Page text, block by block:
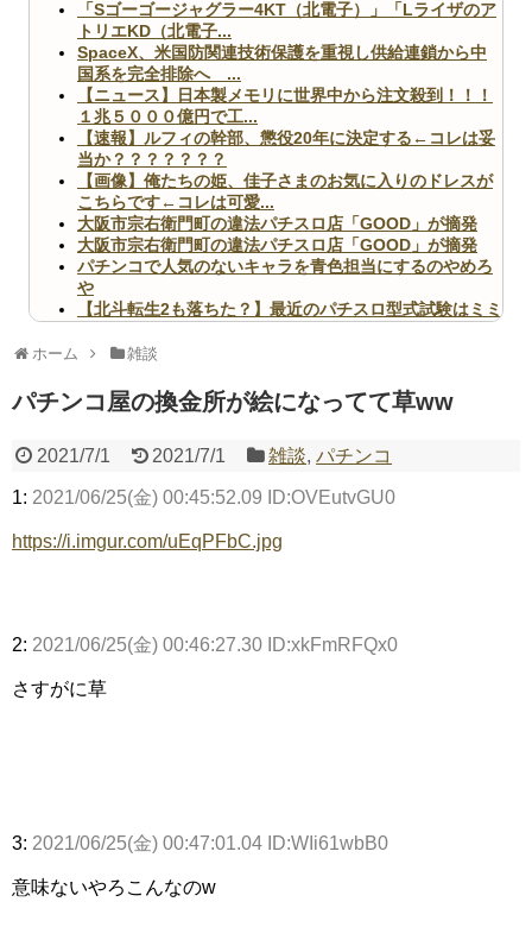
「Sゴーゴージャグラー4KT（北電子）」「Lライザのア
トリエKD（北電子...
SpaceX、米国防関連技術保護を重視し供給連鎖から中
国系を完全排除へ ...
【ニュース】日本製メモリに世界中から注文殺到！！！
１兆５０００億円で工...
【速報】ルフィの幹部、懲役20年に決定する←コレは妥
当か？？？？？？？
【画像】俺たちの姫、佳子さまのお気に入りのドレスが
こちらです←コレは可愛...
大阪市宗右衛門町の違法パチスロ店「GOOD」が摘発
大阪市宗右衛門町の違法パチスロ店「GOOD」が摘発
パチンコで人気のないキャラを青色担当にするのやめろ
や
【北斗転生2も落ちた？】最近のパチスロ型式試験はミミ
無職のパチンコカス(22)なんやが、ワイの人生どれくら
AngelBeats!とかいうクソアニメの思い出ｗｗｗ
ホーム 雑談
パチンコ屋の換金所が絵になってて草ww
2021/7/1 2021/7/1 雑談,パチンコ
1: 2021/06/25(金) 00:45:52.09 ID:OVEutvGU0
https://i.imgur.com/uEqPFbC.jpg
2: 2021/06/25(金) 00:46:27.30 ID:xkFmRFQx0
さすがに草
3: 2021/06/25(金) 00:47:01.04 ID:WIi61wbB0
意味ないやろこんなのw